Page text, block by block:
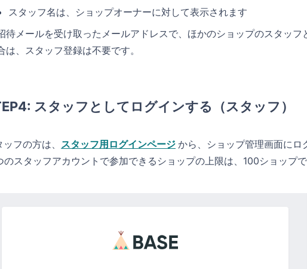
スタッフ名は、ショップオーナーに対して表示されます
待メールを受け取ったメールアドレスで、ほかのショップのスタッ
は、スタッフ登録は不要です。
スタッフとしてログインする（スタッフ）
ッフの方は、 スタッフ用ログインページ から、ショップ管理画面にロ
のスタッフアカウントで参加できるショップの上限は、100ショップで